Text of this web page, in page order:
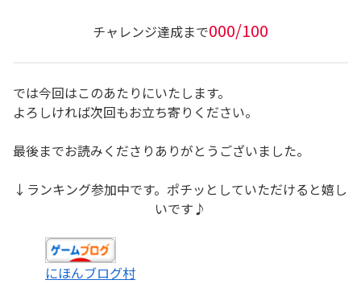
チャレンジ達成まで000/100
では今回はこのあたりにいたします。
よろしければ次回もお立ち寄りください。
最後までお読みくださりありがとうございました。
↓ランキング参加中です。ポチッとしていただけると嬉し
いです♪
にほんブログ村